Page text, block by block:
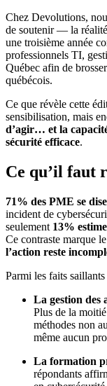
Chez Devolutions,
de soutenir — la
une troisième année
professionnels TI,
Québec afin de
québécois.
Ce que révèle cette
sensibilisation, mais
d’agir… et la
sécurité efficace.
Ce qu’il faut
71% des PME se
incident de
seulement 13%
Ce contraste marque
l’action reste
Parmi les faits
La gestion des
Plus de la
méthodes non
même aucun
La formation
répondants